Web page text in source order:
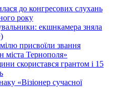
до конгресових слухань
року
екшнкамера зняла
присвоїли звання
міста Тернополя»
скористався грантом і 15
«Візіонер сучасної